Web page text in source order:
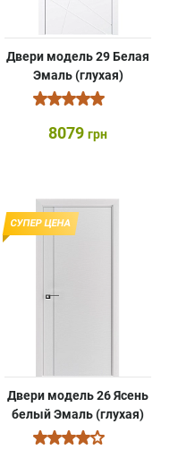
Двери модель 29 Белая
Эмаль (глухая)
8079 грн
СУПЕР ЦЕНА
Двери модель 26 Ясень
белый Эмаль (глухая)